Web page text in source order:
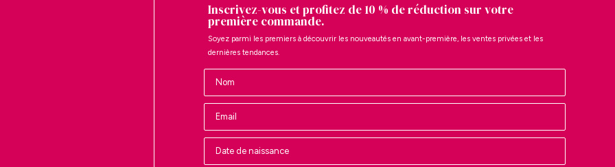
Inscrivez-vous et profitez de 10 % de réduction sur votre
première commande.
Soyez parmi les premiers à découvrir les nouveautés en avant-première, les ventes privées et les
dernières tendances.
Nombre